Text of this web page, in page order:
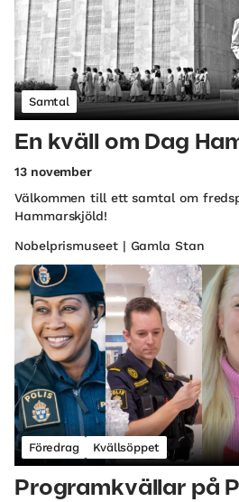
Samtal
En kväll om Dag
13 november
Välkommen till ett samtal om
Hammarskjöld!
Nobelprismuseet | Gamla Stan
Föredrag Kvällsöppet
Programkvällar på